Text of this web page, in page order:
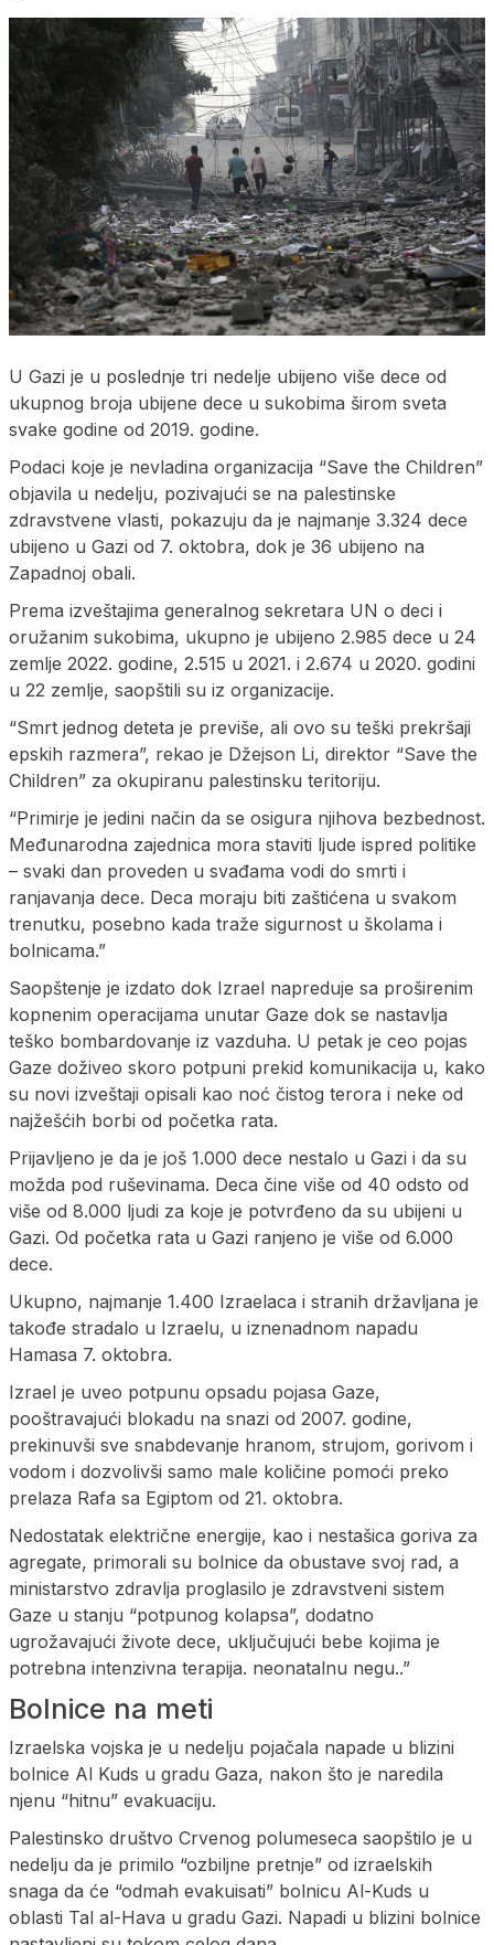
U Gazi je u poslednje tri nedelje ubijeno više dece od
ukupnog broja ubijene dece u sukobima širom sveta
svake godine od 2019. godine.
Podaci koje je nevladina organizacija “Save the Children”
objavila u nedelju, pozivajući se na palestinske
zdravstvene vlasti, pokazuju da je najmanje 3.324 dece
ubijeno u Gazi od 7. oktobra, dok je 36 ubijeno na
Zapadnoj obali.
Prema izveštajima generalnog sekretara UN o deci i
oružanim sukobima, ukupno je ubijeno 2.985 dece u 24
zemlje 2022. godine, 2.515 u 2021. i 2.674 u 2020. godini
u 22 zemlje, saopštili su iz organizacije.
“Smrt jednog deteta je previše, ali ovo su teški prekršaji
epskih razmera”, rekao je Džejson Li, direktor “Save the
Children” za okupiranu palestinsku teritoriju.
“Primirje je jedini način da se osigura njihova bezbednost.
Međunarodna zajednica mora staviti ljude ispred politike
– svaki dan proveden u svađama vodi do smrti i
ranjavanja dece. Deca moraju biti zaštićena u svakom
trenutku, posebno kada traže sigurnost u školama i
bolnicama.”
Saopštenje je izdato dok Izrael napreduje sa proširenim
kopnenim operacijama unutar Gaze dok se nastavlja
teško bombardovanje iz vazduha. U petak je ceo pojas
Gaze doživeo skoro potpuni prekid komunikacija u, kako
su novi izveštaji opisali kao noć čistog terora i neke od
najžešćih borbi od početka rata.
Prijavljeno je da je još 1.000 dece nestalo u Gazi i da su
možda pod ruševinama. Deca čine više od 40 odsto od
više od 8.000 ljudi za koje je potvrđeno da su ubijeni u
Gazi. Od početka rata u Gazi ranjeno je više od 6.000
dece.
Ukupno, najmanje 1.400 Izraelaca i stranih državljana je
takođe stradalo u Izraelu, u iznenadnom napadu
Hamasa 7. oktobra.
Izrael je uveo potpunu opsadu pojasa Gaze,
pooštravajući blokadu na snazi od 2007. godine,
prekinuvši sve snabdevanje hranom, strujom, gorivom i
vodom i dozvolivši samo male količine pomoći preko
prelaza Rafa sa Egiptom od 21. oktobra.
Nedostatak električne energije, kao i nestašica goriva za
agregate, primorali su bolnice da obustave svoj rad, a
ministarstvo zdravlja proglasilo je zdravstveni sistem
Gaze u stanju “potpunog kolapsa”, dodatno
ugrožavajući živote dece, uključujući bebe kojima je
potrebna intenzivna terapija. neonatalnu negu..”
Bolnice na meti
Izraelska vojska je u nedelju pojačala napade u blizini
bolnice Al Kuds u gradu Gaza, nakon što je naredila
njenu “hitnu” evakuaciju.
Palestinsko društvo Crvenog polumeseca saopštilo je u
nedelju da je primilo “ozbiljne pretnje” od izraelskih
snaga da će “odmah evakuisati” bolnicu Al-Kuds u
oblasti Tal al-Hava u gradu Gazi. Napadi u blizini bolnice